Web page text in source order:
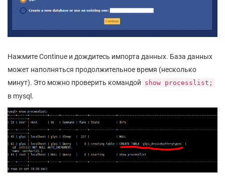
Нажмите Continue и дождитесь импорта данных. База данных
может наполняться продолжительное время (несколько
минут). Это можно проверить командой show processlist;
в mysql.